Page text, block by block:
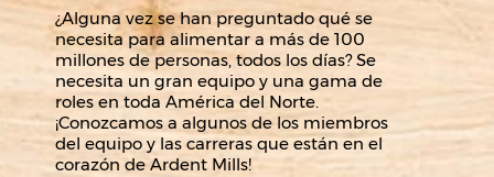
¿Alguna vez se han preguntado qué se
necesita para alimentar a más de 100
millones de personas, todos los días? Se
necesita un gran equipo y una gama de
roles en toda América del Norte.
¡Conozcamos a algunos de los miembros
del equipo y las carreras que están en el
corazón de Ardent Mills!